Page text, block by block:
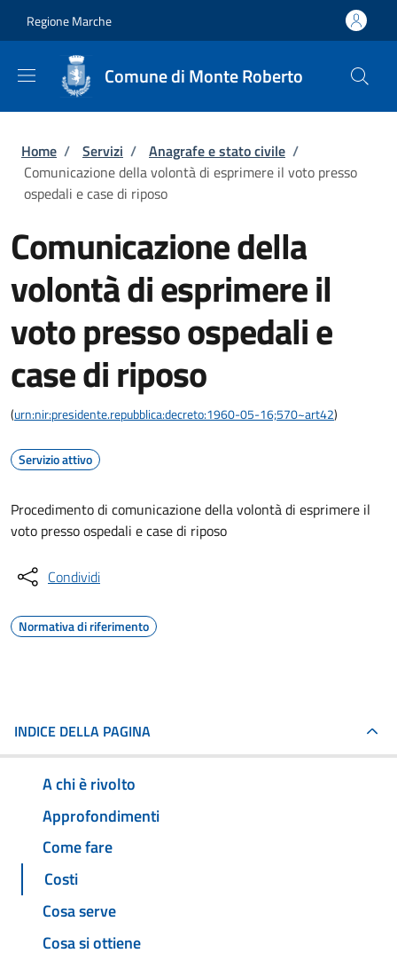
Regione Marche
Comune di Monte Roberto
Briciole di pane
Home / Servizi / Anagrafe e stato civile /
Comunicazione della volontà di esprimere il voto presso
ospedali e case di riposo
Comunicazione della
volontà di esprimere il
voto presso ospedali e
case di riposo
(urn:nir:presidente.repubblica:decreto:1960-05-16;570~art42)
Servizio attivo
Procedimento di comunicazione della volontà di esprimere il
voto presso ospedali e case di riposo
Condividi
Normativa di riferimento
INDICE DELLA PAGINA
A chi è rivolto
Approfondimenti
Come fare
Costi
Cosa serve
Cosa si ottiene